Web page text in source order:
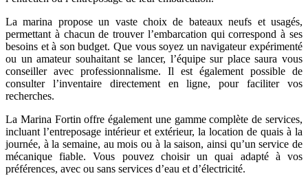
La marina propose un vaste choix de bateaux neufs et usagés,
permettant à chacun de trouver l’embarcation qui correspond à ses
besoins et à son budget. Que vous soyez un navigateur expérimenté
ou un amateur souhaitant se lancer, l’équipe sur place saura vous
conseiller avec professionnalisme. Il est également possible de
consulter l’inventaire directement en ligne, pour faciliter vos
recherches.
La Marina Fortin offre également une gamme complète de services,
incluant l’entreposage intérieur et extérieur, la location de quais à la
journée, à la semaine, au mois ou à la saison, ainsi qu’un service de
mécanique fiable. Vous pouvez choisir un quai adapté à vos
préférences, avec ou sans services d’eau et d’électricité.